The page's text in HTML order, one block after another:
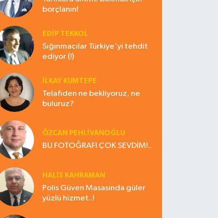
borçlanın!
EDIP TEKKOL
Sığınmacılar Türkiye'yi tehdit
ediyor (!)
İLKAY KUMTEPE
Telafiden ne bekliyoruz, ne
buluruz?
ÖZCAN PEHLİVANOĞLU
BU FOTOĞRAFI ÇOK SEVDİM!..
HALIS KAHRAMAN
Polis Güven Masasında güler
yüzlü hizmet..!